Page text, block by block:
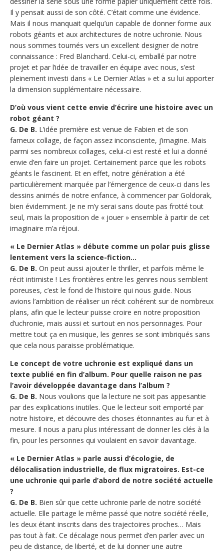
Il y pensait aussi de son côté. C’était comme une évidence.
Mais il nous manquait quelqu’un capable de donner forme aux
robots géants et aux architectures de notre uchronie. Nous
nous sommes tournés vers un excellent designer de notre
connaissance : Fred Blanchard. Celui-ci, emballé par notre
projet et par l’idée de travailler en équipe avec nous, s’est
pleinement investi dans « Le Dernier Atlas » et a su lui apporter
la dimension supplémentaire nécessaire.
D’où vous vient cette envie d’écrire une histoire avec un
robot géant ?
G. De B. L’idée première est venue de Fabien et de son
fameux collage, de façon assez inconsciente, j’imagine. Mais
parmi ses nombreux collages, celui-ci est resté et lui a donné
envie d’en faire un projet. Certainement parce que les robots
géants le fascinent. Et en effet, notre génération a été
particulièrement marquée par l’émergence de ceux-ci dans les
dessins animés de notre enfance, à commencer par Goldorak,
bien évidemment. Je ne m’y serai sans doute pas frotté tout
seul, mais la proposition de « jouer » ensemble à partir de cet
imaginaire m’a réjoui.
« Le Dernier Atlas » débute comme un polar puis glisse
lentement vers la science-fiction…
G. De B. On peut aussi ajouter le thriller, et parfois même le
récit intimiste ! Les frontières entre les genres nous semblent
poreuses, c’est le fond de l’histoire qui nous guide. Nous
avions l’ambition de réaliser un récit cohérent sur de nombreux
plans, afin que le lecteur puisse croire en notre proposition
d’uchronie, mais aussi et surtout en nos personnages. Pour
mettre tout ça en musique, les genres se sont imbriqués sans
que cela nous paraisse problématique.
Le concept de votre uchronie est expliqué dans un
texte publié en fin d’album. Pour quelle raison ne pas
l’avoir développée davantage dans l’album ?
G. De B. Nous voulions que la lecture ne soit pas appesantie
par des explications inutiles. Que le lecteur soit emporté par
notre histoire, et découvre des choses étonnantes au fur et à
mesure. Il nous a paru plus intéressant de donner les clés à la
fin, pour les personnes qui voulaient en savoir davantage.
« Le Dernier Atlas » parle aussi d’écologie, de
délocalisation industrielle, de flux migratoires. Est-ce
une uchronie qui parle d’abord de notre société actuelle
?
G. De B. Bien sûr que cette uchronie parle de notre société
actuelle. Elle partage le même passé que notre société réelle,
les deux étant inscrits dans des trajectoires proches… Mais
pas tout à fait. Ce décalage nous permet d’en parler avec un
peu de distance, de liberté, et de lui donner une autre